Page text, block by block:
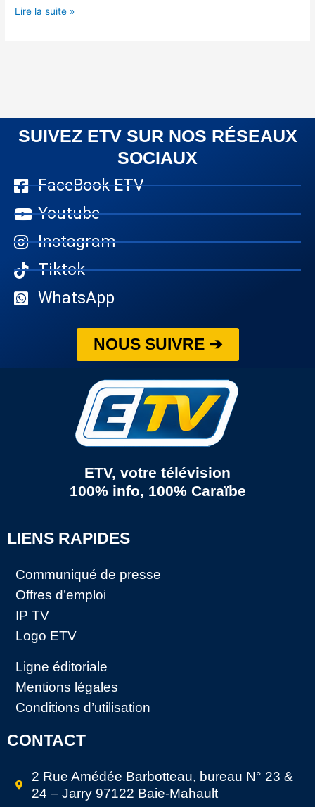
Lire la suite »
SUIVEZ ETV SUR NOS RÉSEAUX
SOCIAUX
FaceBook ETV
Youtube
Instagram
Tiktok
WhatsApp
NOUS SUIVRE ➔
ETV, votre télévision
100% info, 100% Caraïbe
LIENS RAPIDES
Communiqué de presse
Offres d’emploi
IP TV
Logo ETV
Ligne éditoriale
Mentions légales
Conditions d’utilisation
CONTACT
2 Rue Amédée Barbotteau, bureau N° 23 &
24 – Jarry 97122 Baie-Mahault